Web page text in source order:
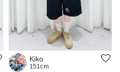
Kiko
151cm